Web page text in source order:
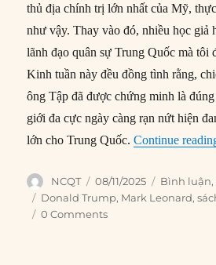
thủ địa chính trị lớn nhất của Mỹ,
như vậy. Thay vào đó, nhiều học giả
lãnh đạo quân sự Trung Quốc mà tôi
Kinh tuần này đều đồng tình rằng,
ông Tập đã được chứng minh là
giới đa cực ngày càng rạn nứt hiện
lớn cho Trung Quốc.Continue
Author
NCQT
Posted
on
08/11/2025 Categories
Bình luận,
Tags
Donald Trump, Mark Leonard,
0 Comments